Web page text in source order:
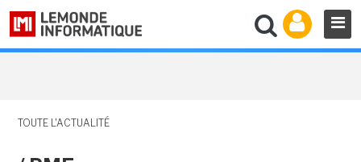
TOUTE L'ACTUALITÉ